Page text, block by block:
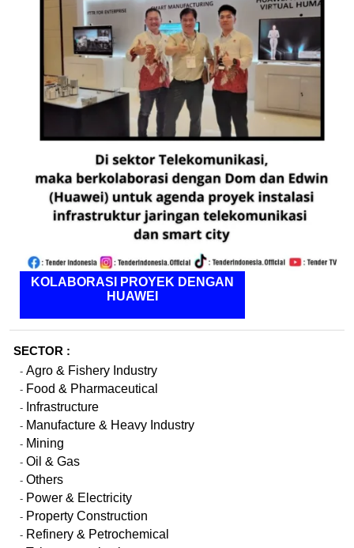
KOLABORASI PROYEK DENGAN
HUAWEI
SECTOR :
- Agro & Fishery Industry
- Food & Pharmaceutical
- Infrastructure
- Manufacture & Heavy Industry
- Mining
- Oil & Gas
- Others
- Power & Electricity
- Property Construction
- Refinery & Petrochemical